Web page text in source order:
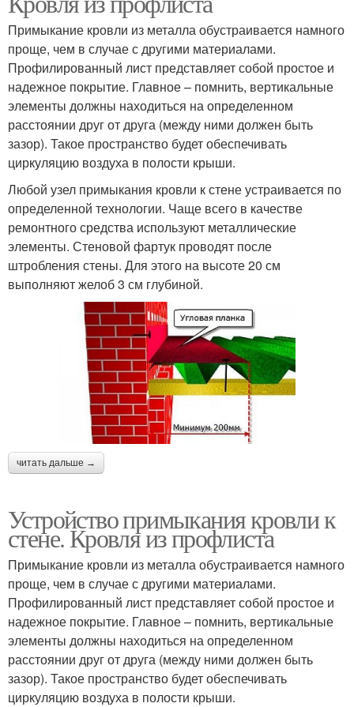
Примыкание кровли из металла обустраивается намного
проще, чем в случае с другими материалами.
Профилированный лист представляет собой простое и
надежное покрытие. Главное – помнить, вертикальные
элементы должны находиться на определенном
расстоянии друг от друга (между ними должен быть
зазор). Такое пространство будет обеспечивать
циркуляцию воздуха в полости крыши.
Любой узел примыкания кровли к стене устраивается по
определенной технологии. Чаще всего в качестве
ремонтного средства используют металлические
элементы. Стеновой фартук проводят после
штробления стены. Для этого на высоте 20 см
выполняют желоб 3 см глубиной.
читать дальше →
Устройство примыкания кровли к
стене. Кровля из профлиста
Примыкание кровли из металла обустраивается намного
проще, чем в случае с другими материалами.
Профилированный лист представляет собой простое и
надежное покрытие. Главное – помнить, вертикальные
элементы должны находиться на определенном
расстоянии друг от друга (между ними должен быть
зазор). Такое пространство будет обеспечивать
циркуляцию воздуха в полости крыши.